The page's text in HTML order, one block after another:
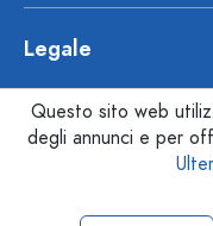
Legale
Questo sito web
degli annunci e per